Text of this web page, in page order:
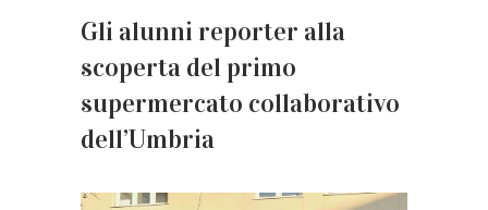
Gli alunni reporter alla
scoperta del primo
supermercato collaborativo
dell’Umbria